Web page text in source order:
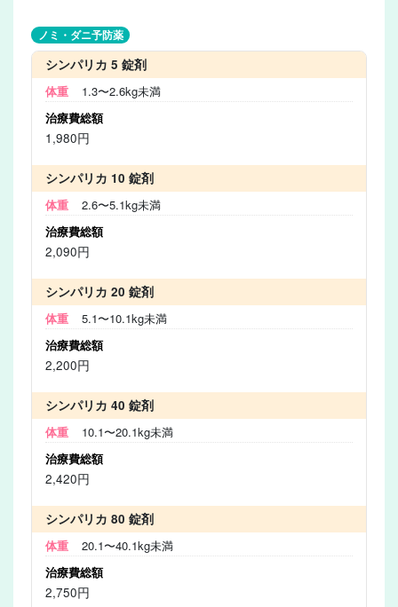
ノミ・ダニ予防薬
シンパリカ 5 錠剤
1.3〜2.6kg未満
1,980円
シンパリカ 10 錠剤
2.6〜5.1kg未満
2,090円
シンパリカ 20 錠剤
5.1〜10.1kg未満
2,200円
シンパリカ 40 錠剤
10.1〜20.1kg未満
2,420円
シンパリカ 80 錠剤
20.1〜40.1kg未満
2,750円